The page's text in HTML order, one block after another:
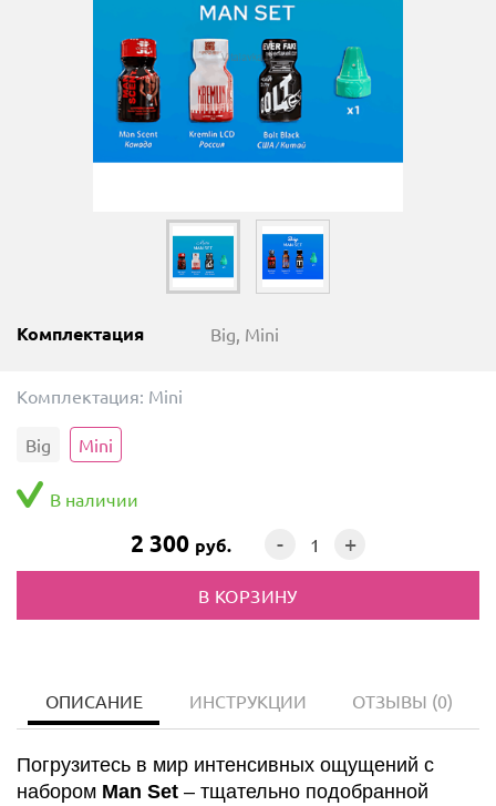
Комплектация Big, Mini
Комплектация: Mini
Big Mini
В наличии
2 300 руб. - +
ОПИСАНИЕ ИНСТРУКЦИИ ОТЗЫВЫ (0)
Погрузитесь в мир интенсивных ощущений с
набором Man Set – тщательно подобранной